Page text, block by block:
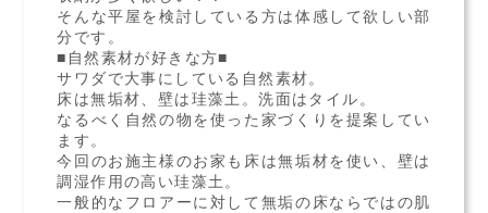
そんな平屋を検討している方は体感して欲しい部
分です。
■自然素材が好きな方■
サワダで大事にしている自然素材。
床は無垢材、壁は珪藻土。洗面はタイル。
なるべく自然の物を使った家づくりを提案してい
ます。
今回のお施主様のお家も床は無垢材を使い、壁は
調湿作用の高い珪藻土。
一般的なフロアーに対して無垢の床ならではの肌